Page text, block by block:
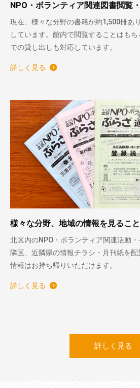
NPO・ボランティア関連図書閲覧
現在、様々な分野の書籍が約1,500冊あ
しています。館内で閲覧することはも
での貸し出しも対応しています。
詳しく見る
様々な分野、地域の情報を見るこ
北区内のNPO・ボランティア関連活動
隣区、近隣県の情報チラシ・月刊紙を
情報はお持ち帰りいただけます。
詳しく見る
詳しく見る